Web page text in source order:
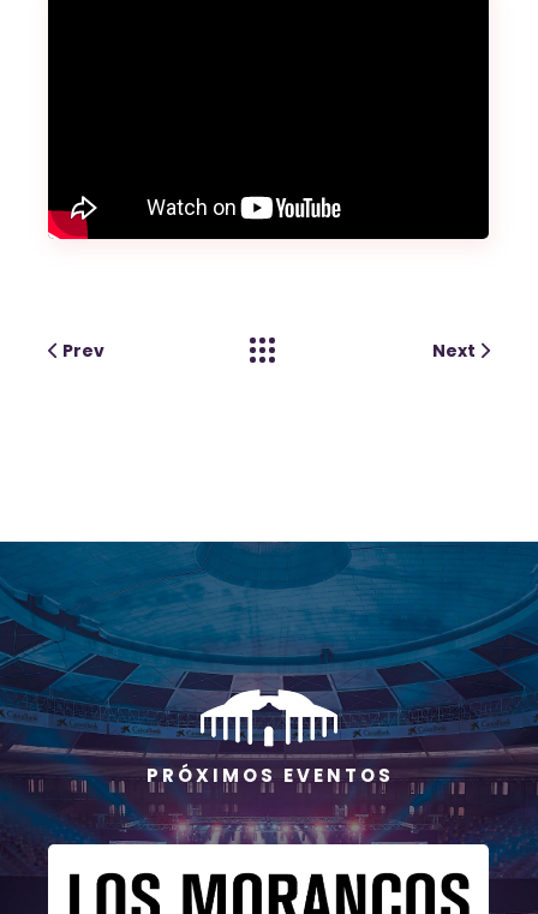
Prev Next
P R Ó X I M O S E V E N T O S